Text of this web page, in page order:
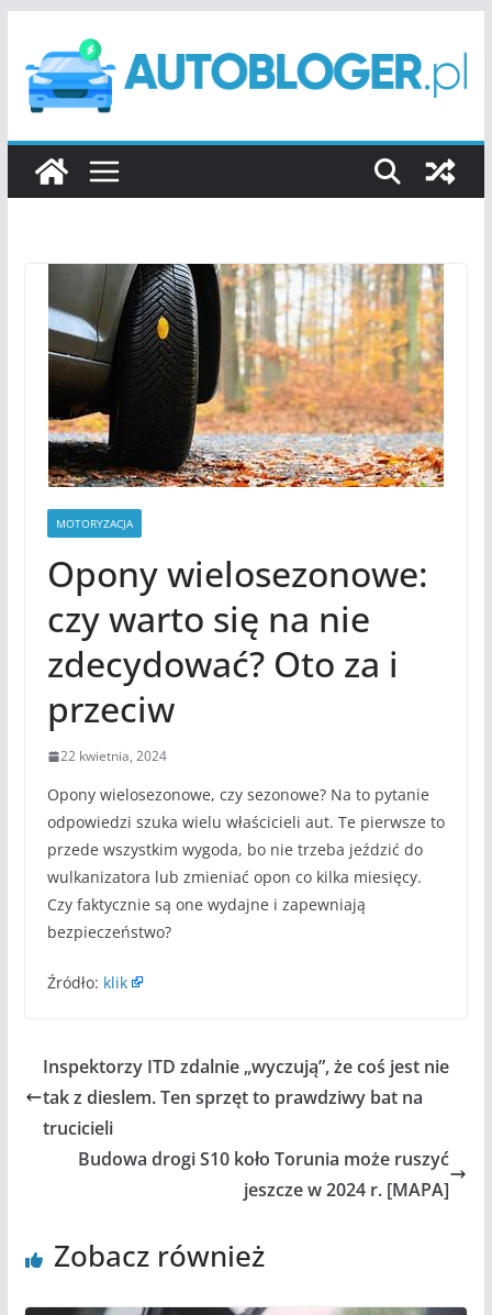
treści
MOTORYZACJA
Opony wielosezonowe:
czy warto się na nie
zdecydować? Oto za i
przeciw
22 kwietnia, 2024
Opony wielosezonowe, czy sezonowe? Na to pytanie
odpowiedzi szuka wielu właścicieli aut. Te pierwsze to
przede wszystkim wygoda, bo nie trzeba jeździć do
wulkanizatora lub zmieniać opon co kilka miesięcy.
Czy faktycznie są one wydajne i zapewniają
bezpieczeństwo?
Źródło: klik
Inspektorzy ITD zdalnie „wyczują”, że coś jest nie
tak z dieslem. Ten sprzęt to prawdziwy bat na
trucicieli
Budowa drogi S10 koło Torunia może ruszyć
jeszcze w 2024 r. [MAPA]
Zobacz również